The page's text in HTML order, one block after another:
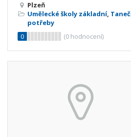
Plzeň
Umělecké školy základní,
potřeby
0
(0 hodnocení)